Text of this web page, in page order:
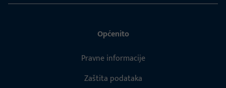
Općenito
Pravne informacije
Zaštita podataka